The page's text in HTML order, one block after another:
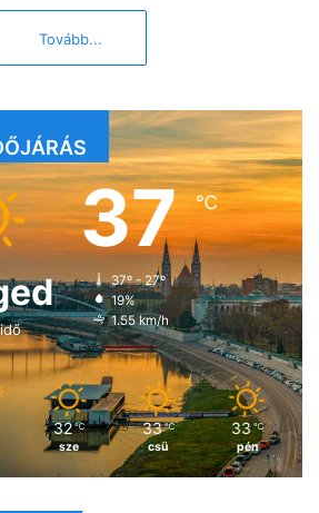
Tovább...
37℃
37º - 27º
19%
1.55 km/h
32 ℃
sze
33 ℃
csü
33 ℃
pén